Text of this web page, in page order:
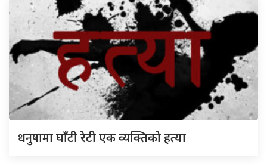
धनुषामाघाँटी रेटी एक व्यक्तिको हत्या